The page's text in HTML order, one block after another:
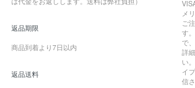
返品期限
商品到着より7日以内
返品送料
メ
ご
す
で
詳
い。
イ
信